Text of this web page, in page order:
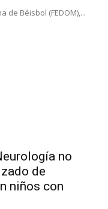
de Béisbol (FEDOM),...
no
de
niños con